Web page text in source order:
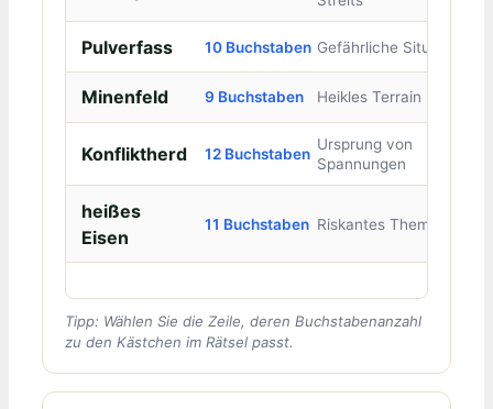
Pulverfass 10 Buchstaben Gefährliche Situation
Minenfeld 9 Buchstaben Heikles Terrain
Konfliktherd 12 Buchstaben
Ursprung von
Spannungen
heißes
Eisen
11 Buchstaben Riskantes Thema
Tipp: Wählen Sie die Zeile, deren Buchstabenanzahl
zu den Kästchen im Rätsel passt.